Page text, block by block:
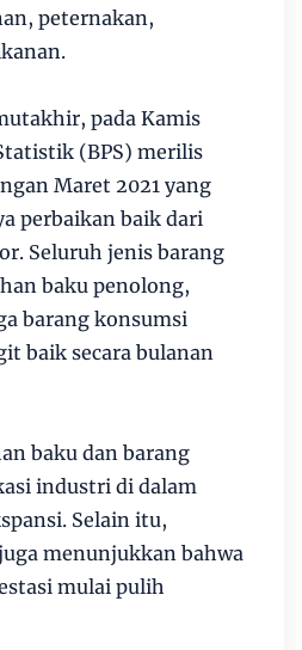
peternakan,
pada Kamis
(BPS) merilis
Maret 2021 yang
perbaikan baik dari
Seluruh jenis barang
baku penolong,
barang konsumsi
baik secara bulanan
baku dan barang
industri di dalam
Selain itu,
menunjukkan bahwa
mulai pulih